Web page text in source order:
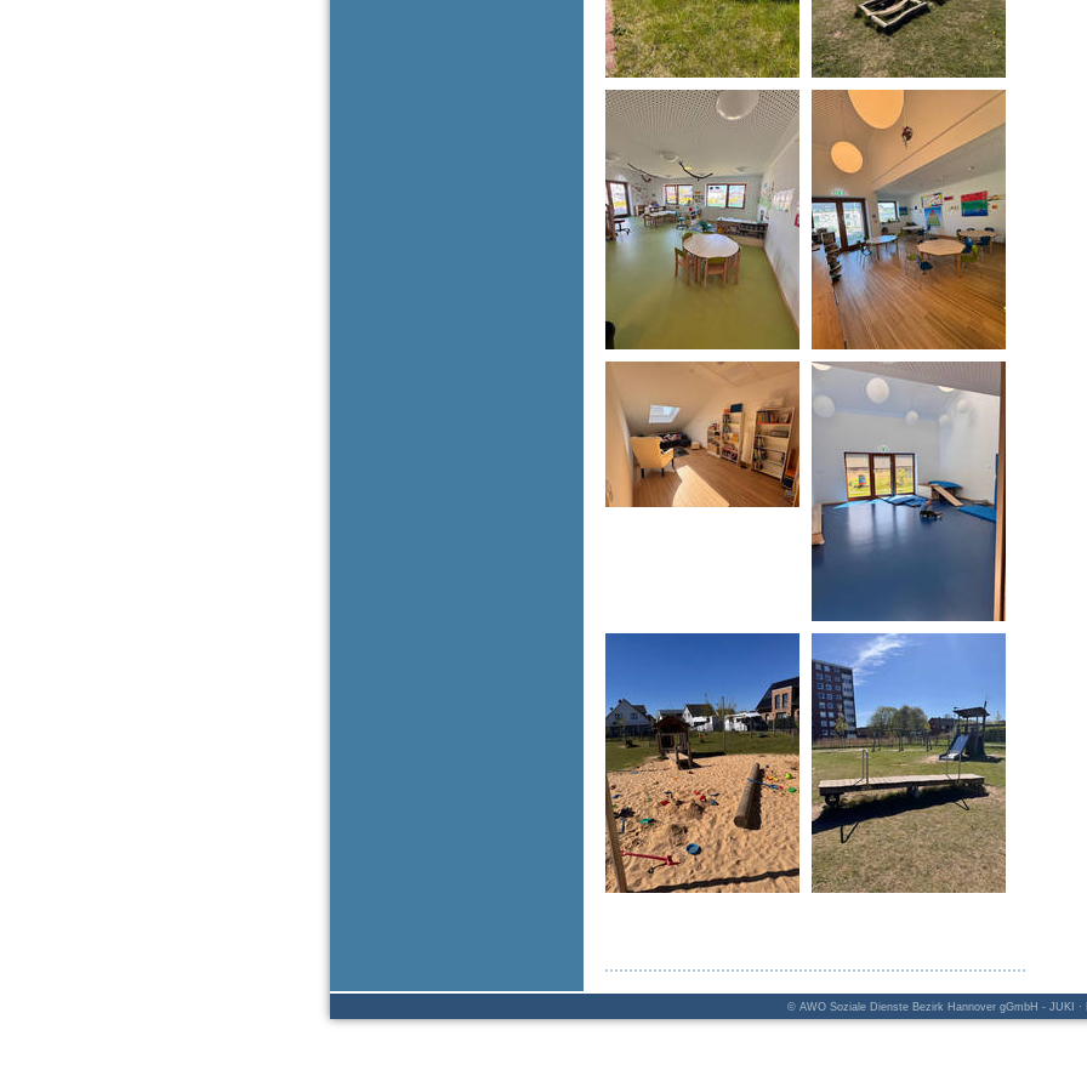
© AWO Soziale Dienste Bezirk Hannover gGmbH - JUKI ·